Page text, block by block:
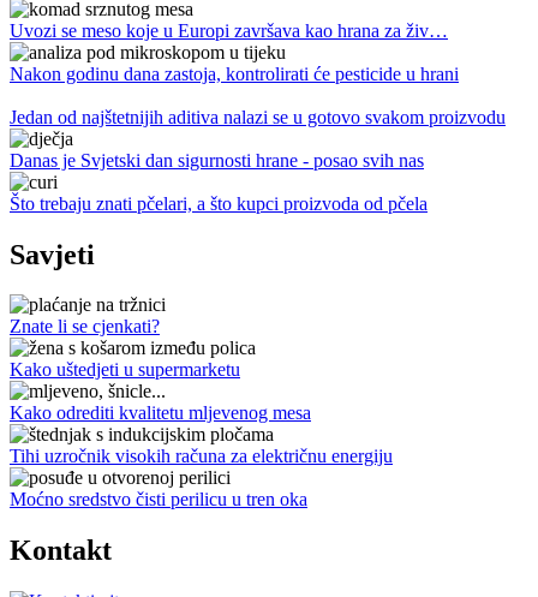
Uvozi se meso koje u Europi završava kao hrana za živ…
Nakon godinu dana zastoja, kontrolirati će pesticide u hrani
Jedan od najštetnijih aditiva nalazi se u gotovo svakom proizvodu
Danas je Svjetski dan sigurnosti hrane - posao svih nas
Što trebaju znati pčelari, a što kupci proizvoda od pčela
Savjeti
Znate li se cjenkati?
Kako uštedjeti u supermarketu
Kako odrediti kvalitetu mljevenog mesa
Tihi uzročnik visokih računa za električnu energiju
Moćno sredstvo čisti perilicu u tren oka
Kontakt